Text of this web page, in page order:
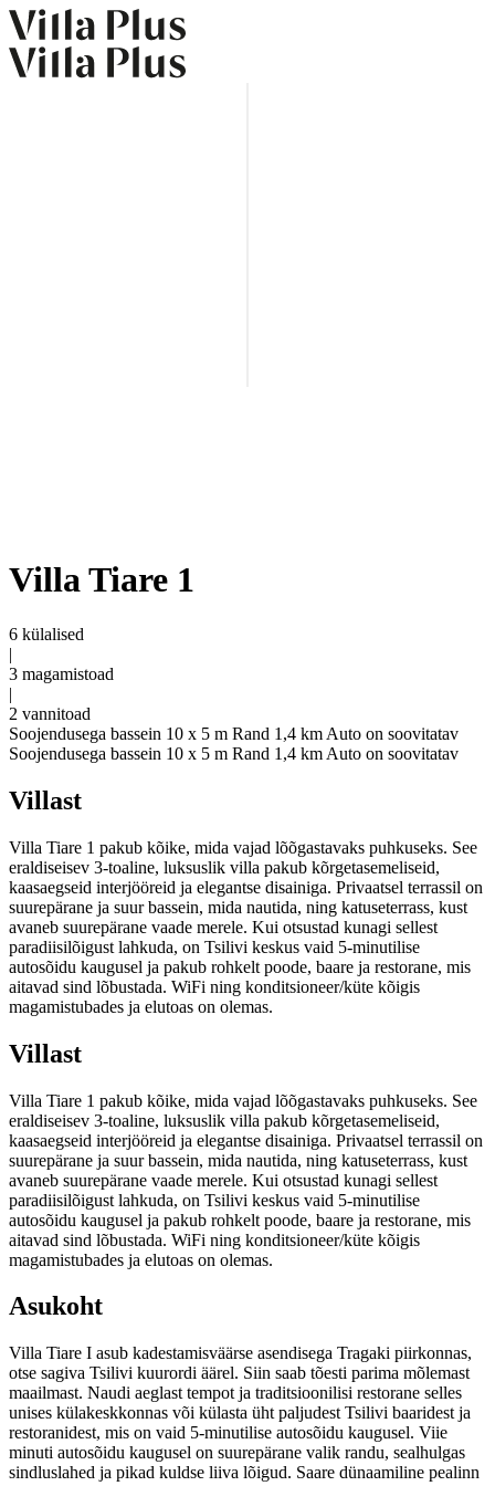
Villa Tiare 1
6 külalised
|
3 magamistoad
|
2 vannitoad
Soojendusega bassein 10 x 5 m Rand 1,4 km Auto on soovitatav
Soojendusega bassein 10 x 5 m Rand 1,4 km Auto on soovitatav
Villast
Villa Tiare 1 pakub kõike, mida vajad lõõgastavaks puhkuseks. See
eraldiseisev 3-toaline, luksuslik villa pakub kõrgetasemeliseid,
kaasaegseid interjööreid ja elegantse disainiga. Privaatsel terrassil on
suurepärane ja suur bassein, mida nautida, ning katuseterrass, kust
avaneb suurepärane vaade merele. Kui otsustad kunagi sellest
paradiisilõigust lahkuda, on Tsilivi keskus vaid 5-minutilise
autosõidu kaugusel ja pakub rohkelt poode, baare ja restorane, mis
aitavad sind lõbustada. WiFi ning konditsioneer/küte kõigis
magamistubades ja elutoas on olemas.
Villast
Villa Tiare 1 pakub kõike, mida vajad lõõgastavaks puhkuseks. See
eraldiseisev 3-toaline, luksuslik villa pakub kõrgetasemeliseid,
kaasaegseid interjööreid ja elegantse disainiga. Privaatsel terrassil on
suurepärane ja suur bassein, mida nautida, ning katuseterrass, kust
avaneb suurepärane vaade merele. Kui otsustad kunagi sellest
paradiisilõigust lahkuda, on Tsilivi keskus vaid 5-minutilise
autosõidu kaugusel ja pakub rohkelt poode, baare ja restorane, mis
aitavad sind lõbustada. WiFi ning konditsioneer/küte kõigis
magamistubades ja elutoas on olemas.
Asukoht
Villa Tiare I asub kadestamisväärse asendisega Tragaki piirkonnas,
otse sagiva Tsilivi kuurordi äärel. Siin saab tõesti parima mõlemast
maailmast. Naudi aeglast tempot ja traditsioonilisi restorane selles
unises külakeskkonnas või külasta üht paljudest Tsilivi baaridest ja
restoranidest, mis on vaid 5-minutilise autosõidu kaugusel. Viie
minuti autosõidu kaugusel on suurepärane valik randu, sealhulgas
sindluslahed ja pikad kuldse liiva lõigud. Saare dünaamiline pealinn